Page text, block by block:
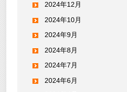
2024年12月
2024年10月
2024年9月
2024年8月
2024年7月
2024年6月